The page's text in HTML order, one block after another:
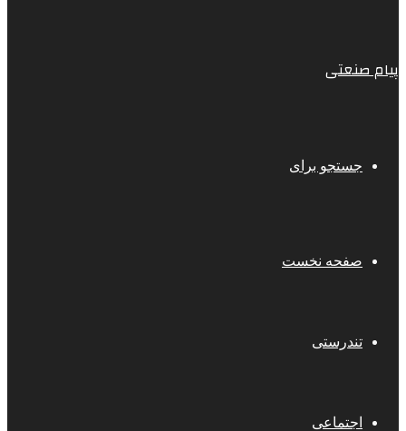
پیام صنعتی
جستجو برای
صفحه نخست
تندرستی
اجتماعی